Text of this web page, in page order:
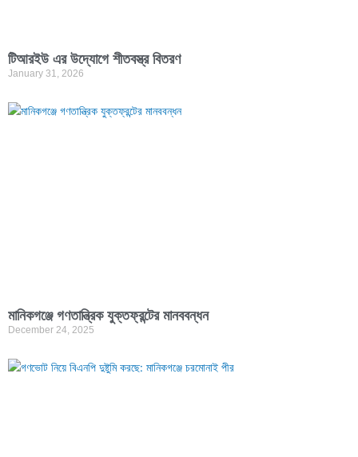
টিআরইউ এর উদ্যোগে শীতবস্ত্র বিতরণ
January 31, 2026
মানিকগঞ্জে গণতান্ত্রিক যুক্তফ্রন্টের মানববন্ধন
December 24, 2025